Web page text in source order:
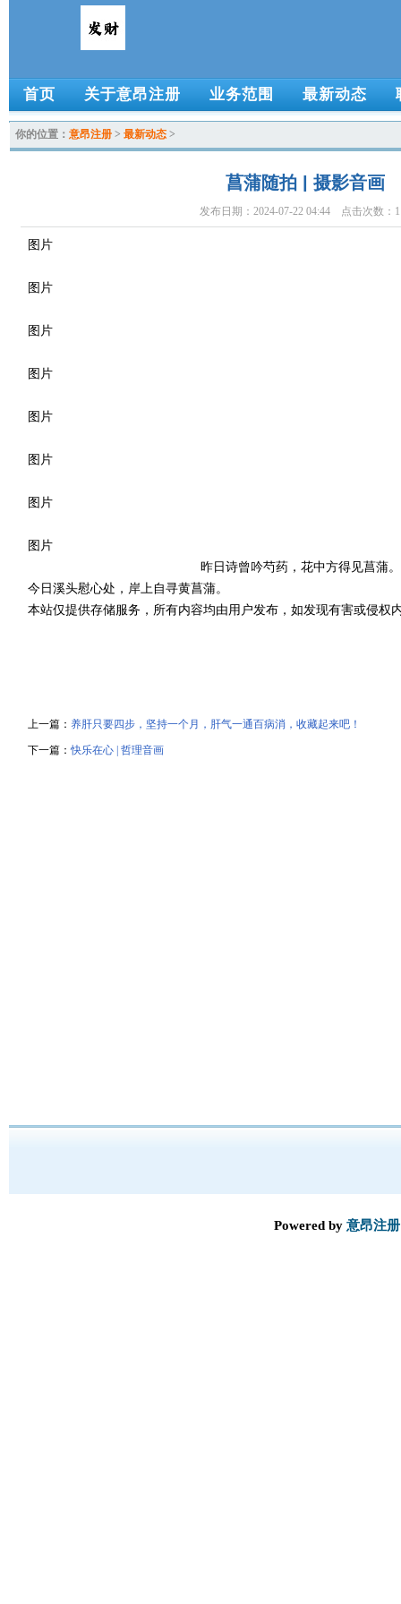
首页 关于意昂注册 业务范围 最新动态
你的位置： 意昂注册 > 最新动态 >
菖蒲随拍 | 摄影音画
发布日期：2024-07-22 04:44 点击次数：
图片
图片
图片
图片
图片
图片
图片
图片
昨日诗曾吟芍药，花中方得见菖蒲。
今日溪头慰心处，岸上自寻黄菖蒲。
本站仅提供存储服务，所有内容均由用户发布，如发现有害或侵权
上一篇： 养肝只要四步，坚持一个月，肝气一通百病消，收藏起来吧！
下一篇：快乐在心 | 哲理音画
Powered by 意昂注册